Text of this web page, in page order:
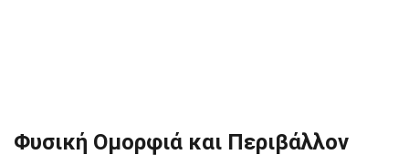
Φυσική Ομορφιά και Περιβάλλον